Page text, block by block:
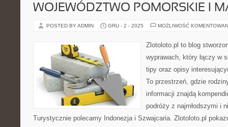
WOJEWÓDZTWO POMORSKIE I
POSTED BY ADMIN GRU - 2 - 2025 MOŻLIWOŚĆ
Zlotoloto.pl to blog
wyprawach, który łączy w
tipy oraz opisy
To przestrzeń, gdzie
informacji znajdą
podróży z najmłodszymi i
Turystycznie polecamy Indonezja i Szwajcaria. Zlotoloto.pl